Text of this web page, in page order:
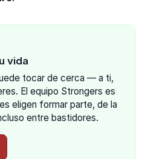
vida
tocar de cerca — a ti,
El equipo Strongers es
eligen formar parte, de la
entre bastidores.